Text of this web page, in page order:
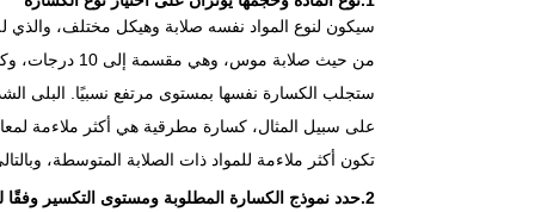
سيكون لنوع المواد نفسه صلابة وهيكل مختلف، والذي
من حيث صلابة
ستجلب الكسارة نفسها بمستوى مرتفع نسبيًا. البلى
على سبيل المثال، كسارة مطرقية هي أكثر ملاءمة
تكون أكثر ملاءمة للمواد ذات الصلابة المتوسطة،
2.حدد نموذج الكسارة المطلوبة ومستوى التكسير وفقًا لحجم جسيم المادة